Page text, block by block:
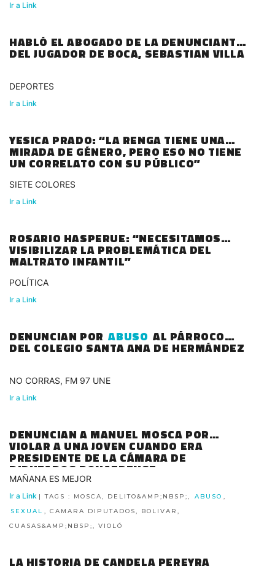
Ir a Link
HABLÓ EL ABOGADO DE LA DENUNCIANTE
DEL JUGADOR DE BOCA, SEBASTIAN VILLA
DEPORTES
Ir a Link
YESICA PRADO: “LA RENGA TIENE UNA
MIRADA DE GÉNERO, PERO ESO NO TIENE
UN CORRELATO CON SU PÚBLICO”
SIETE COLORES
Ir a Link
ROSARIO HASPERUE: “NECESITAMOS
VISIBILIZAR LA PROBLEMÁTICA DEL
MALTRATO INFANTIL”
POLÍTICA
Ir a Link
DENUNCIAN POR ABUSO AL PÁRROCO
DEL COLEGIO SANTA ANA DE HERMÁNDEZ
NO CORRAS, FM 97 UNE
Ir a Link
DENUNCIAN A MANUEL MOSCA POR
VIOLAR A UNA JOVEN CUANDO ERA
PRESIDENTE DE LA CÁMARA DE
DIPUTADOS BONAERENSE
MAÑANA ES MEJOR
Ir a Link | TAGS : MOSCA, DELITO&AMP;NBSP;, ABUSO ,
SEXUAL , CAMARA DIPUTADOS, BOLIVAR,
CUASAS&AMP;NBSP;, VIOLÓ
LA HISTORIA DE CANDELA PEREYRA